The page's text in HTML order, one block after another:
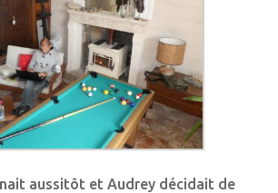
aussitôt et Audrey décidait de